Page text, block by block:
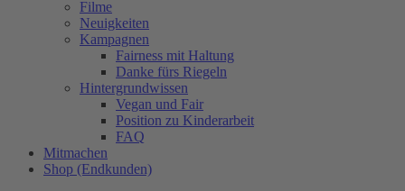
Filme
Neuigkeiten
Kampagnen
Fairness mit Haltung
Danke fürs Riegeln
Hintergrundwissen
Vegan und Fair
Position zu Kinderarbeit
FAQ
Mitmachen
Shop (Endkunden)